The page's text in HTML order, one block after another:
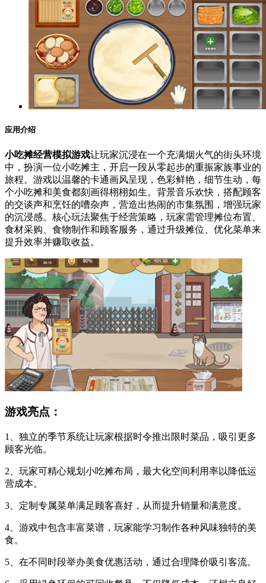
应用介绍
小吃摊经营模拟游戏让玩家沉浸在一个充满烟火气的街头环境
中，扮演一位小吃摊主，开启一段从零起步的重振家族事业的
旅程。游戏以温馨的卡通画风呈现，色彩鲜艳，细节生动，每
个小吃摊和美食都刻画得栩栩如生。背景音乐欢快，搭配顾客
的交谈声和烹饪的嘈杂声，营造出热闹的市集氛围，增强玩家
的沉浸感。核心玩法聚焦于经营策略，玩家需管理摊位布置、
食材采购、食物制作和顾客服务，通过升级摊位、优化菜单来
提升效率并赚取收益。
游戏亮点：
1、独立的季节系统让玩家根据时令推出限时菜品，吸引更多
顾客光临。
2、玩家可精心规划小吃摊布局，最大化空间利用率以降低运
营成本。
3、定制专属菜单满足顾客喜好，从而提升销量和满意度。
4、游戏中包含丰富菜谱，玩家能学习制作各种风味独特的美
食。
5、在不同时段举办美食优惠活动，通过合理降价吸引客流。